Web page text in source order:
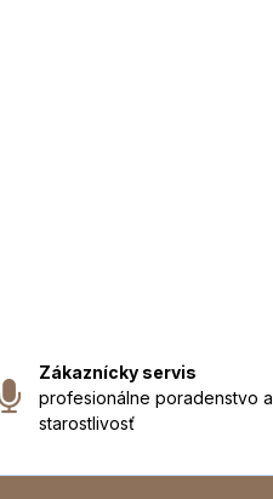
Zákaznícky servis
profesionálne poradenstvo a
starostlivosť